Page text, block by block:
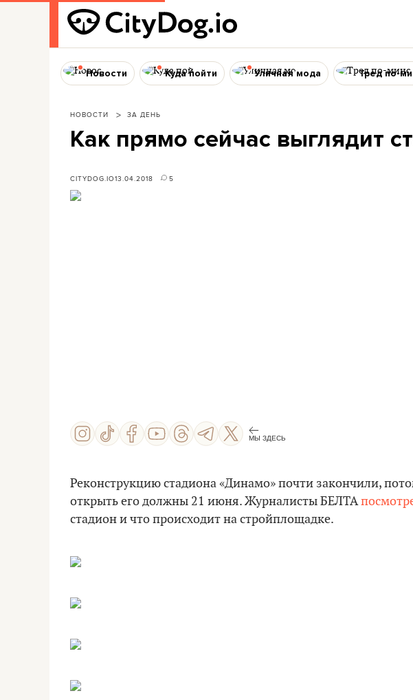
Новости Куда пойти Уличная мода Тред по-
НОВОСТИ ЗА ДЕНЬ
Как прямо сейчас выглядит
CITYDOG.IO13.04.2018 5
МЫ ЗДЕСЬ
Реконструкцию стадиона «Динамо» почти закончили,
открыть его должны 21 июня. Журналисты БЕЛТА
стадион и что происходит на стройплощадке.